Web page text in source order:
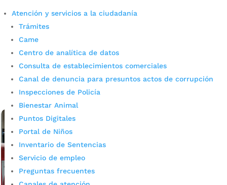
Atención y servicios a la ciudadanía
Trámites
Came
Centro de analítica de datos
Consulta de establecimientos comerciales
Canal de denuncia para presuntos actos de corrupción
Inspecciones de Policía
Bienestar Animal
Puntos Digitales
Portal de Niños
Inventario de Sentencias
Servicio de empleo
Preguntas frecuentes
Bucaramanga revive su historia
a través del arte público
por admin_prensa | Jun 28, 2025
cuadrados, sino en los símbolos que narran su pasado y
proyectan su identidad. Por eso, el Instituto Municipal de
Cultura y Turismo de...
leer más